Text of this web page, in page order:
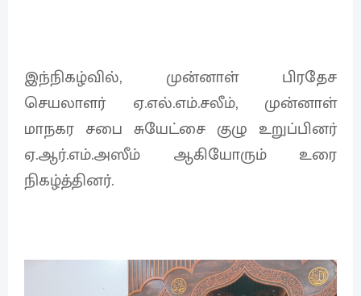
இந்நிகழ்வில், முன்னாள் பிரதேச
செயலாளர் ஏ.எல்.எம்.சலீம், முன்னாள்
மாநகர சபை சுயேட்சை குழு உறுப்பினர்
ஏ.ஆர்.எம்.அஸீம் ஆகியோரும் உரை
நிகழ்த்தினர்.